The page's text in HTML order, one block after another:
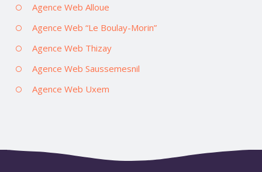
Agence Web Alloue
Agence Web “Le Boulay-Morin”
Agence Web Thizay
Agence Web Saussemesnil
Agence Web Uxem